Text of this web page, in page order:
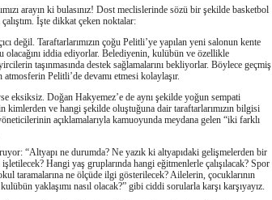
arayın ki bulasınız! Dost meclislerinde sözü bir şekilde basketbol
İşte dikkat çeken noktalar:
değil. Taraftarlarımızın çoğu Pelitli’ye yapılan yeni salonun kente
olacağını iddia ediyorlar. Belediyenin, kulübün ve özellikle
taşınmasında destek sağlamalarını bekliyorlar. Böylece geçmiş
Pelitli’de devamı etmesi kolaylaşır.
eksiksiz. Doğan Hakyemez’e de aynı şekilde yoğun sempati
ve hangi şekilde oluştuğuna dair taraftarlarımızın bilgisi
açıklamalarıyla kamuoyunda meydana gelen “iki farklı
“Altyapı ne durumda? Ne yazık ki altyapıdaki gelişmelerden bir
Hangi yaş gruplarında hangi eğitmenlerle çalışılacak? Spor
taramalarına ne ölçüde ilgi gösterilecek? Ailelerin, çocuklarının
yaklaşımı nasıl olacak?” gibi ciddi sorularla karşı karşıyayız.